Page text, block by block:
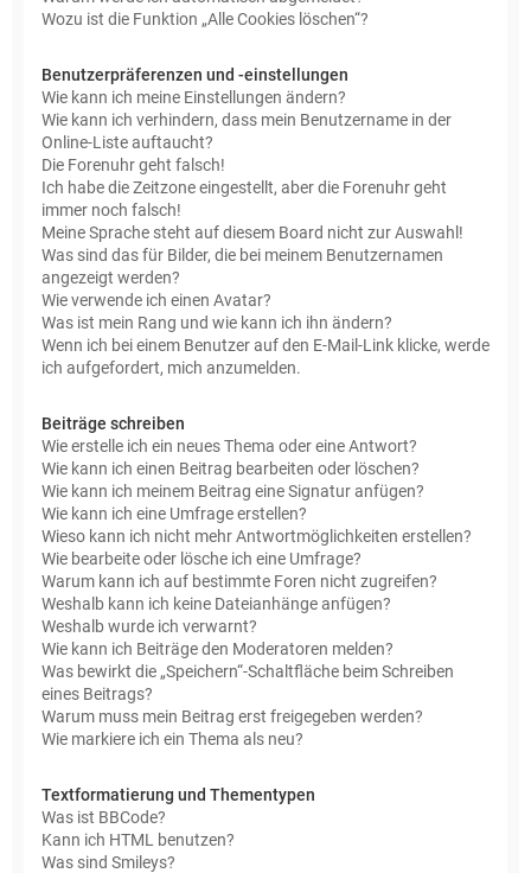
Wozu ist die Funktion „Alle Cookies löschen“?
Benutzerpräferenzen und -einstellungen
Wie kann ich meine Einstellungen ändern?
Wie kann ich verhindern, dass mein Benutzername in der
Online-Liste auftaucht?
Die Forenuhr geht falsch!
Ich habe die Zeitzone eingestellt, aber die Forenuhr geht
immer noch falsch!
Meine Sprache steht auf diesem Board nicht zur Auswahl!
Was sind das für Bilder, die bei meinem Benutzernamen
angezeigt werden?
Wie verwende ich einen Avatar?
Was ist mein Rang und wie kann ich ihn ändern?
Wenn ich bei einem Benutzer auf den E-Mail-Link klicke, werde
ich aufgefordert, mich anzumelden.
Beiträge schreiben
Wie erstelle ich ein neues Thema oder eine Antwort?
Wie kann ich einen Beitrag bearbeiten oder löschen?
Wie kann ich meinem Beitrag eine Signatur anfügen?
Wie kann ich eine Umfrage erstellen?
Wieso kann ich nicht mehr Antwortmöglichkeiten erstellen?
Wie bearbeite oder lösche ich eine Umfrage?
Warum kann ich auf bestimmte Foren nicht zugreifen?
Weshalb kann ich keine Dateianhänge anfügen?
Weshalb wurde ich verwarnt?
Wie kann ich Beiträge den Moderatoren melden?
Was bewirkt die „Speichern“-Schaltfläche beim Schreiben
eines Beitrags?
Warum muss mein Beitrag erst freigegeben werden?
Wie markiere ich ein Thema als neu?
Textformatierung und Thementypen
Was ist BBCode?
Kann ich HTML benutzen?
Was sind Smileys?